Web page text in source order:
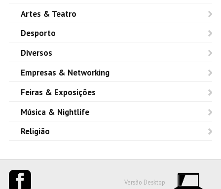
Artes & Teatro
Desporto
Diversos
Empresas & Networking
Feiras & Exposições
Música & Nightlife
Religião
Versão Desktop